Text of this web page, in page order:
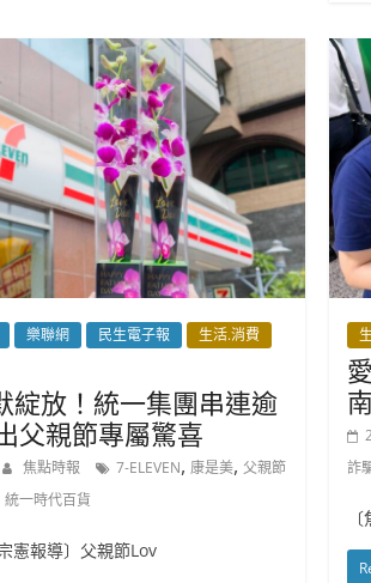
樂聯網 民生電子報
生活.消費
綻放！統一集團串連逾
父親節專屬驚喜
焦點時報 7-ELEVEN, 康是美, 父親節
統一時代百貨
憲報導〕父親節Lov
詐